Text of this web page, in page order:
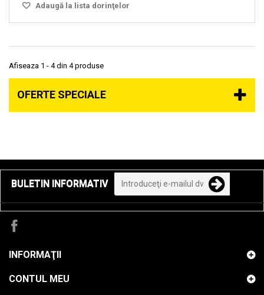
Adaugă la lista dorinţelor
Afiseaza 1 - 4 din 4 produse
OFERTE SPECIALE
BULETIN INFORMATIV
INFORMAŢII
CONTUL MEU